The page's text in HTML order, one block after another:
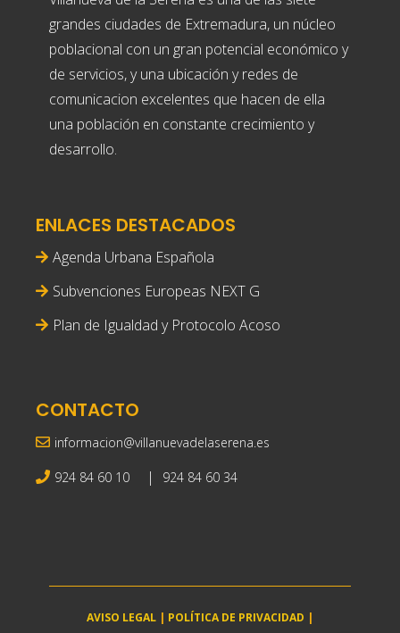
grandes ciudades de Extremadura, un núcleo
poblacional con un gran potencial económico y
de servicios, y una ubicación y redes de
comunicacion excelentes que hacen de ella
una población en constante crecimiento y
desarrollo.
ENLACES DESTACADOS
Agenda Urbana Española
Subvenciones Europeas NEXT G
Plan de Igualdad y Protocolo Acoso
CONTACTO
informacion@villanuevadelaserena.es
924 84 60 10 | 924 84 60 34
AVISO LEGAL | POLÍTICA DE PRIVACIDAD |